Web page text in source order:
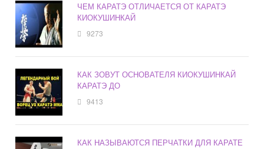
ЧЕМ КАРАТЭ ОТЛИЧАЕТСЯ ОТ КАРАТЭ
КИОКУШИНКАЙ
9273
КАК ЗОВУТ ОСНОВАТЕЛЯ КИОКУШИНКАЙ
КАРАТЭ ДО
9413
КАК НАЗЫВАЮТСЯ ПЕРЧАТКИ ДЛЯ КАРАТЕ